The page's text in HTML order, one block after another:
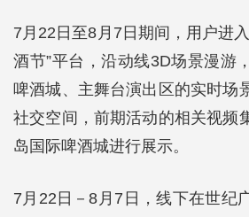
7月22日至8月7日期间，用户进
酒节”平台，沿动线3D场景漫游
啤酒城、主舞台演出区的实时场
社交空间，前期活动的相关视频
岛国际啤酒城进行展示。
7月22日－8月7日，线下在世纪